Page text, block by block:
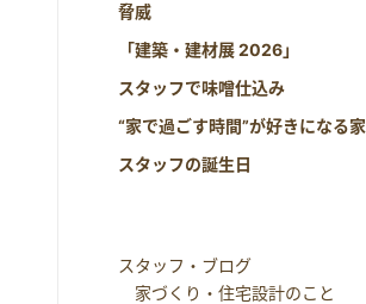
脅威
「建築・建材展 2026」
スタッフで味噌仕込み
“家で過ごす時間”が好きになる家
スタッフの誕生日
スタッフ・ブログ
家づくり・住宅設計のこと